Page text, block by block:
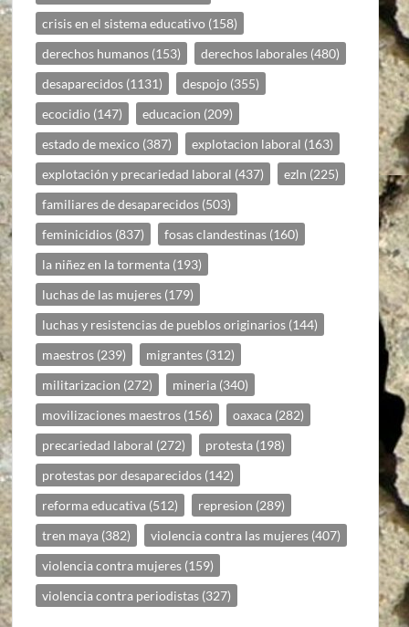
crisis en el sistema educativo (158)
derechos humanos (153) derechos laborales (480)
desaparecidos (1131) despojo (355)
ecocidio (147) educacion (209)
estado de mexico (387) explotacion laboral (163)
explotación y precariedad laboral (437) ezln (225)
familiares de desaparecidos (503)
feminicidios (837) fosas clandestinas (160)
la niñez en la tormenta (193)
luchas de las mujeres (179)
luchas y resistencias de pueblos originarios (144)
maestros (239) migrantes (312)
militarizacion (272) mineria (340)
movilizaciones maestros (156) oaxaca (282)
precariedad laboral (272) protesta (198)
protestas por desaparecidos (142)
reforma educativa (512) represion (289)
tren maya (382) violencia contra las mujeres (407)
violencia contra mujeres (159)
violencia contra periodistas (327)